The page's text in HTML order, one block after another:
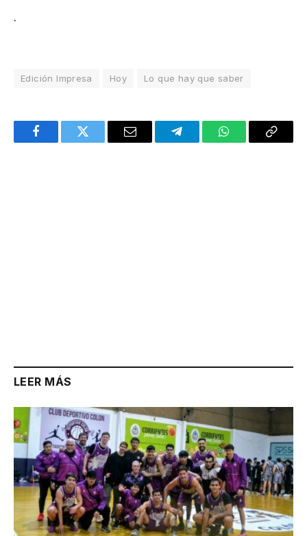
.
Edición Impresa Hoy Lo que hay que saber
FacebookTwitter Email TelegramWhatsAppCopy
LEER MÁS